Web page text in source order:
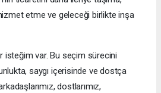
etme ve geleceği birlikte inşa
isteğim var. Bu seçim sürecini
saygı içerisinde ve dostça
dostlarımız,